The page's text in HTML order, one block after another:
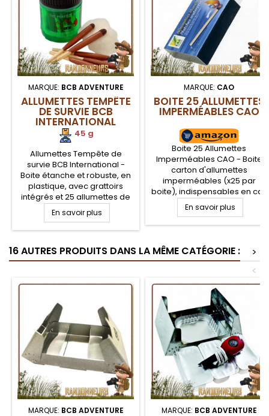
MARQUE: BCB ADVENTURE
ALLUMETTES TEMPÊTE
DE SURVIE BCB
INTERNATIONAL
45 g
Allumettes Tempête de
survie BCB International -
Boite étanche et robuste, en
plastique, avec grattoirs
intégrés et 25 allumettes de
survie tout temps. Pratique,
cette boite ultra robuste pour
allumettes tempêtes
possède un couvercle avec
fermeture étanche et triple
En savoir plus
MARQUE: CAO
BOITE 25 ALLUMETTES
IMPERMÉABLES CAO
Boite 25 Allumettes
Imperméables CAO - Boite
carton d'allumettes
imperméables (x25 par
boite), indispensables en cas
de situation d'urgence ou de
survie, pour allumer un feu.
Permet d'allumer un feu pour
pluvieux car les allumettes
sont protégées de l'humidité
En savoir plus
16 AUTRES PRODUITS DANS LA MÊME CATÉGORIE :
>
<
MARQUE: BCB ADVENTURE MARQUE: BCB ADVENTURE